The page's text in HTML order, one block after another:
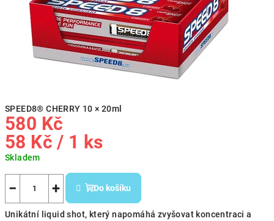
SPEED8® CHERRY 10 × 20ml
580 Kč
Měrná
cena:
58 Kč / 1 ks
Skladem
+
− Do košíku
Unikátní liquid shot, který napomáhá zvyšovat koncentraci a